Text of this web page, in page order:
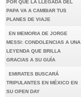
POR QUÉ LA LLEGADA DEL
PAPA VA A CAMBIAR TUS
PLANES DE VIAJE
EN MEMORIA DE JORGE
MESSI: CONDOLENCIAS A UNA
LEYENDA QUE BRILLA
GRACIAS A SU GUÍA
EMIRATES BUSCARÁ
TRIPULANTES EN MÉXICO EN
SU OPEN DAY